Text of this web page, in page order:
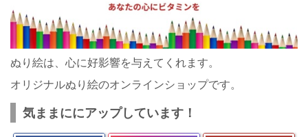
ぬり絵は、心に好影響を与えてくれます。
オリジナルぬり絵のオンラインショップです。
気ままににアップしています！